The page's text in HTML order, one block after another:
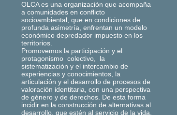
OLCA es una organización que acompaña
a comunidades en conflicto
socioambiental, que en condiciones de
profunda asimetría, enfrentan un modelo
económico depredador impuesto en los
territorios.
Promovemos la participación y el
protagonismo colectivo, la
sistematización y el intercambio de
experiencias y conocimientos, la
articulación y el desarrollo de procesos de
valoración identitaria, con una perspectiva
de género y de derechos. De esta forma
incidir en la construcción de alternativas al
desarrollo, que estén al servicio de la vida,